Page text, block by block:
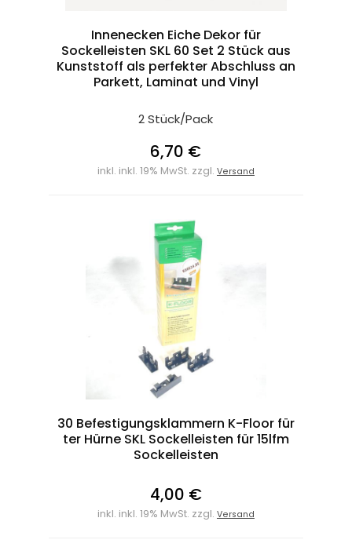
Innenecken Eiche Dekor für
Sockelleisten SKL 60 Set 2 Stück aus
Kunststoff als perfekter Abschluss an
Parkett, Laminat und Vinyl
2 Stück/Pack
6,70 €
inkl. inkl. 19% MwSt. zzgl. Versand
30 Befestigungsklammern K-Floor für
ter Hürne SKL Sockelleisten für 15lfm
Sockelleisten
4,00 €
inkl. inkl. 19% MwSt. zzgl. Versand